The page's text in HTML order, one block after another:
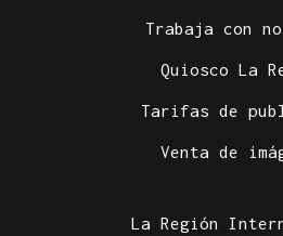
Trabaja con
Quiosco La
Tarifas de
Venta de
La Región